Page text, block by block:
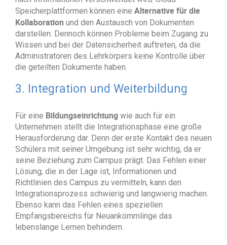
Speicherplattformen können eine Alternative für die
Kollaboration und den Austausch von Dokumenten
darstellen. Dennoch können Probleme beim Zugang zu
Wissen und bei der Datensicherheit auftreten, da die
Administratoren des Lehrkörpers keine Kontrolle über
die geteilten Dokumente haben.
3. Integration und Weiterbildung
Für eine Bildungseinrichtung wie auch für ein
Unternehmen stellt die Integrationsphase eine große
Herausforderung dar. Denn der erste Kontakt des neuen
Schülers mit seiner Umgebung ist sehr wichtig, da er
seine Beziehung zum Campus prägt. Das Fehlen einer
Lösung, die in der Lage ist, Informationen und
Richtlinien des Campus zu vermitteln, kann den
Integrationsprozess schwierig und langwierig machen.
Ebenso kann das Fehlen eines speziellen
Empfangsbereichs für Neuankömmlinge das
lebenslange Lernen behindern.